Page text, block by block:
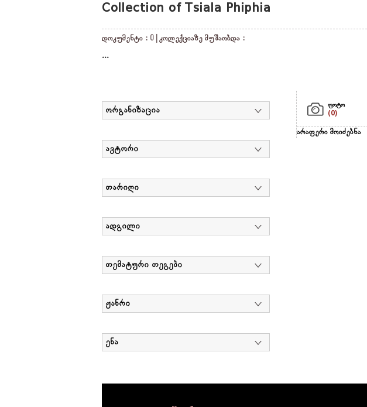
Collection of Tsiala Phiphia
დოკუმენტი : 0 | კოლექციაზე მუშაობდა :
...
ორგანიზაცია
ავტორი
თარიღი
ადგილი
თემატური თეგები
ჟანრი
ენა
ფოტო
(0)
არაფერი მოიძებნა